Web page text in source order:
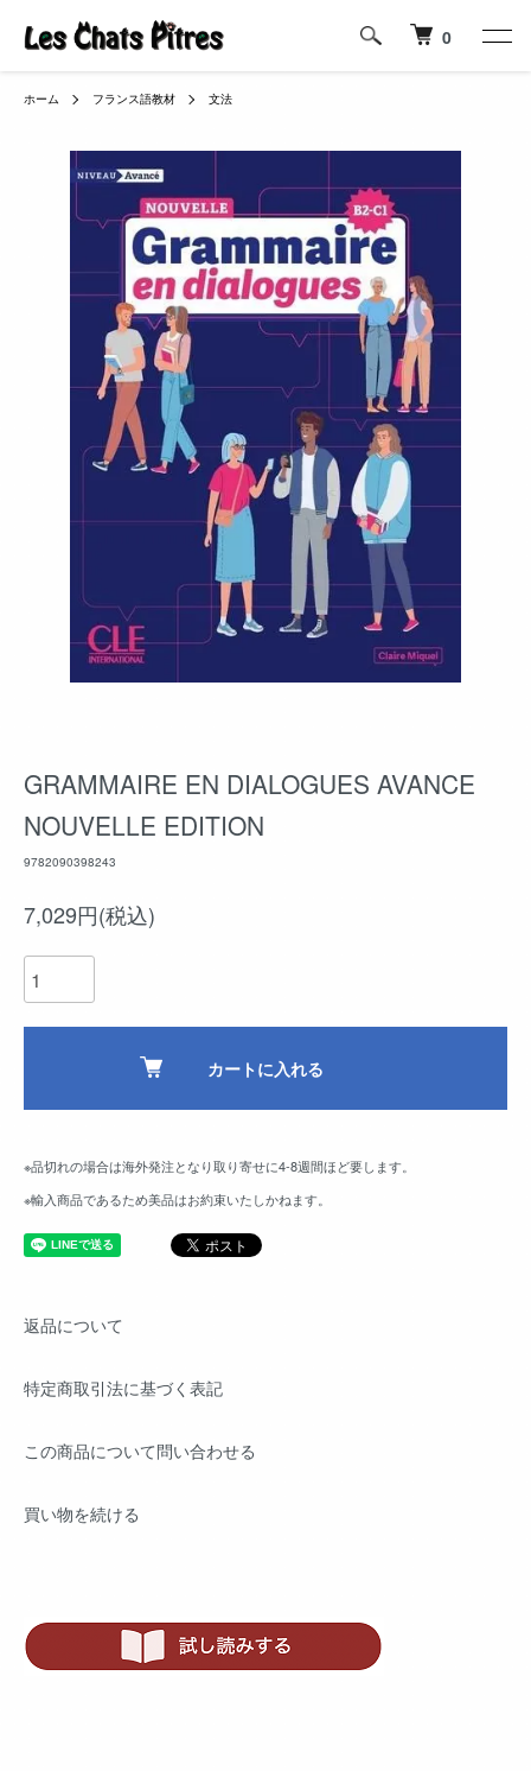
0
ホーム フランス語教材 文法
GRAMMAIRE EN DIALOGUES AVANCE
NOUVELLE EDITION
9782090398243
7,029円(税込)
カートに入れる
※品切れの場合は海外発注となり取り寄せに4-8週間ほど要します。
※輸入商品であるため美品はお約束いたしかねます。
返品について
特定商取引法に基づく表記
この商品について問い合わせる
買い物を続ける